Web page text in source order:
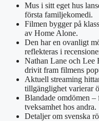
Mus i sitt eget hus
första familjekomedi.
Filmen bygger på
av Home Alone.
Den har en ovanligt
reflekteras i
Nathan Lane och Lee
drivit fram filmens
Aktuell streaming
tillgänglighet varierar
Blandade omdömen
tveksamhet hos andra.
Detaljer om svenska